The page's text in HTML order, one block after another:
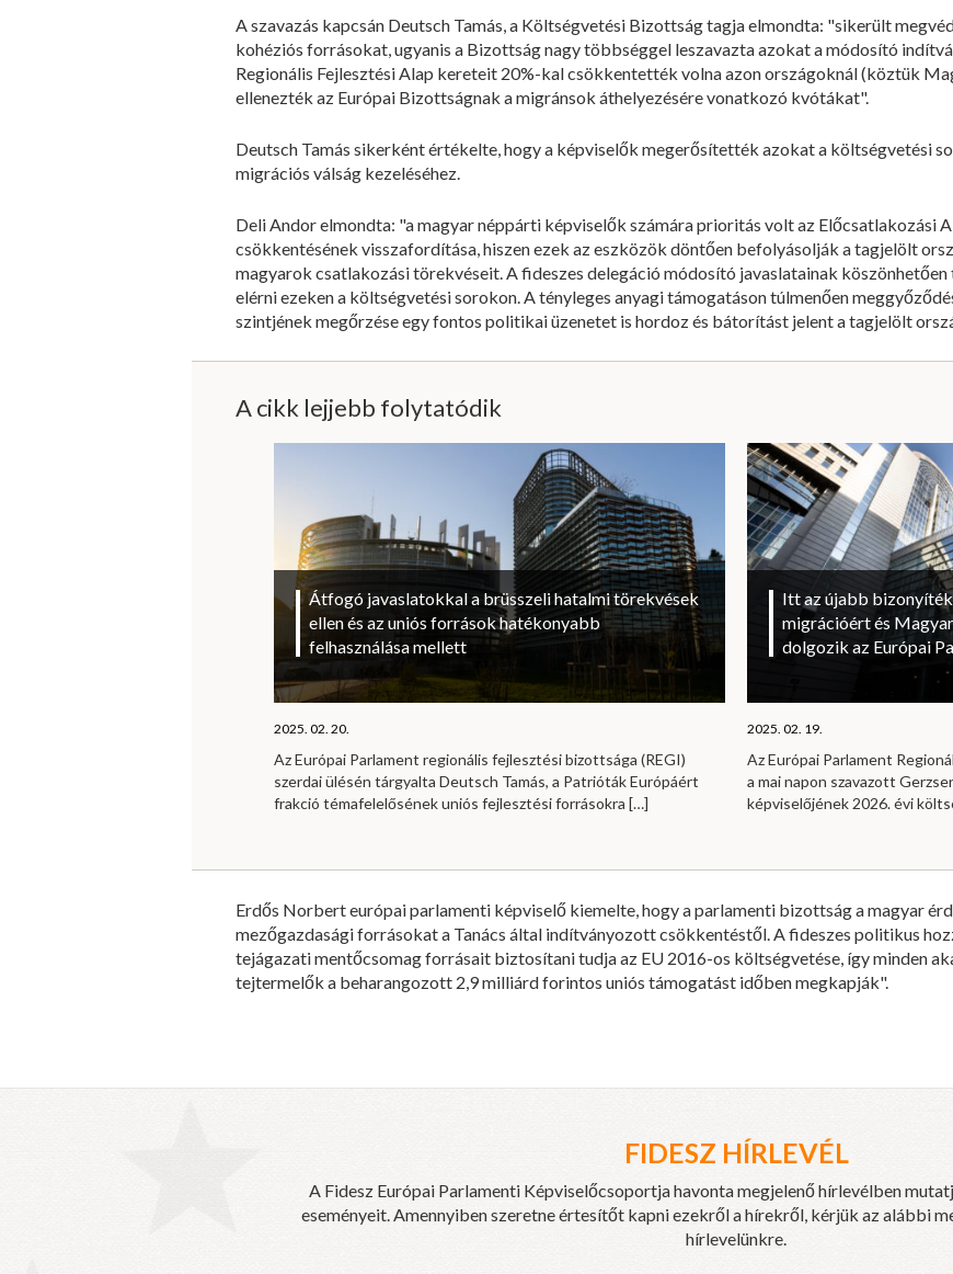
A szavazás kapcsán Deutsch Tamás, a Költségvetési Bizottság tagja elmondta: "sikerült
kohéziós forrásokat, ugyanis a Bizottság nagy többséggel leszavazta azokat a módosító
Regionális Fejlesztési Alap kereteit 20%-kal csökkentették volna azon országoknál (köztük
ellenezték az Európai Bizottságnak a migránsok áthelyezésére vonatkozó kvótákat".
Deutsch Tamás sikerként értékelte, hogy a képviselők megerősítették azokat a költségvetési
migrációs válság kezeléséhez.
Deli Andor elmondta: "a magyar néppárti képviselők számára prioritás volt az Előcsatlakozási
csökkentésének visszafordítása, hiszen ezek az eszközök döntően befolyásolják a tagjelölt
magyarok csatlakozási törekvéseit. A fideszes delegáció módosító javaslatainak
elérni ezeken a költségvetési sorokon. A tényleges anyagi támogatáson túlmenően
szintjének megőrzése egy fontos politikai üzenetet is hordoz és bátorítást jelent a tagjelölt
A cikk lejjebb folytatódik
Átfogó javaslatokkal a brüsszeli hatalmi törekvések
ellen és az uniós források hatékonyabb
felhasználása mellett
2025. 02. 20.
Az Európai Parlament regionális fejlesztési bizottsága (REGI)
szerdai ülésén tárgyalta Deutsch Tamás, a Patrióták Európáért
frakció témafelelősének uniós fejlesztési forrásokra […]
Itt az újabb
migrációért és
dolgozik az Európai
2025. 02. 19.
Az Európai Parlament
a mai napon szavazott
képviselőjének 2026. évi
Erdős Norbert európai parlamenti képviselő kiemelte, hogy a parlamenti bizottság a magyar
mezőgazdasági forrásokat a Tanács által indítványozott csökkentéstől. A fideszes politikus
tejágazati mentőcsomag forrásait biztosítani tudja az EU 2016-os költségvetése, így minden
tejtermelők a beharangozott 2,9 milliárd forintos uniós támogatást időben megkapják".
FIDESZ HÍRLEVÉL
A Fidesz Európai Parlamenti Képviselőcsoportja havonta megjelenő hírlevélben
eseményeit. Amennyiben szeretne értesítőt kapni ezekről a hírekről, kérjük az alábbi
hírlevelünkre.